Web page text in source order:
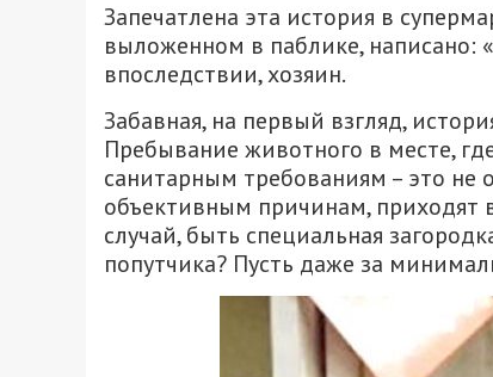
Запечатлена эта история в
выложенном в паблике, написано:
впоследствии, хозяин.
Забавная, на первый взгляд,
Пребывание животного в месте,
санитарным требованиям – это не
объективным причинам,
случай, быть специальная
попутчика? Пусть даже за